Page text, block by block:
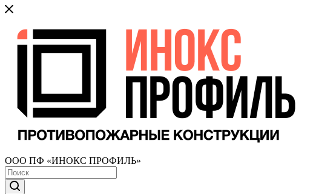
ООО ПФ «ИНОКС ПРОФИЛЬ»